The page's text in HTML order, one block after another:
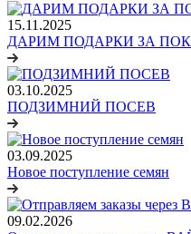
15.11.2025
ДАРИМ ПОДАРКИ ЗА
03.10.2025
ПОДЗИМНИЙ ПОСЕВ
03.09.2025
Новое поступление семян
09.02.2026